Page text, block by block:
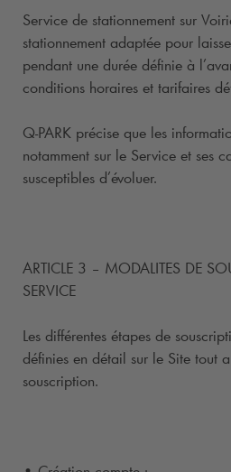
Service de stationnement sur
stationnement adaptée pour
pendant une durée définie à
conditions horaires et tarifaires
Q-PARK précise que les
notamment sur le Service et ses
susceptibles d’évoluer.
ARTICLE 3 – MODALITES DE
SERVICE
Les différentes étapes de
définies en détail sur le Site tout
souscription.